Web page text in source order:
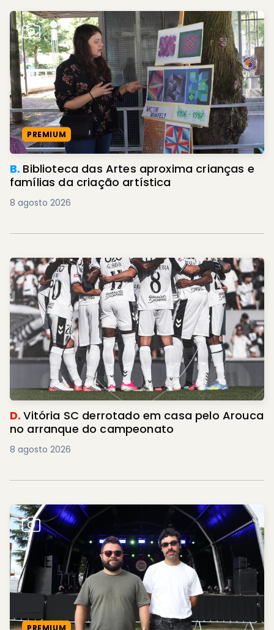
PREMIUM
B. Biblioteca das Artes aproxima crianças e
famílias da criação artística
8 agosto 2026
D.Vitória SC derrotado em casa pelo Arouca
no arranque do campeonato
8 agosto 2026
PREMIUM